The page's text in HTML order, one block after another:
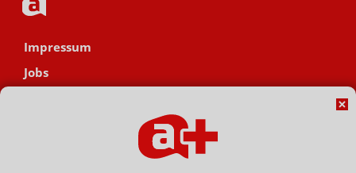
Impressum
Jobs